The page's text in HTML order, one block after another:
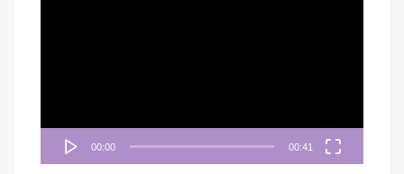
00:00 00:41